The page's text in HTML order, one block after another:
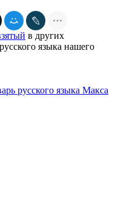
в других
русского языка нашего
русского языка Макса